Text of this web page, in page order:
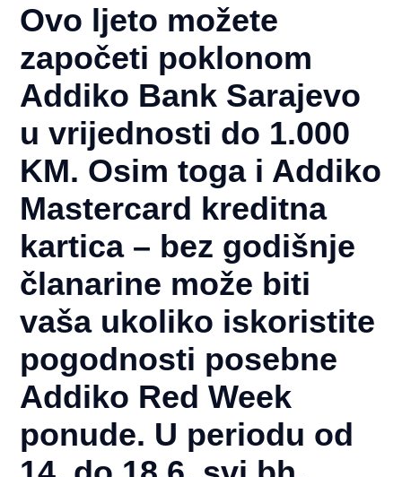
Ovo ljeto možete
započeti poklonom
Addiko Bank Sarajevo
u vrijednosti do 1.000
KM. Osim toga i Addiko
Mastercard kreditna
kartica – bez godišnje
članarine može biti
vaša ukoliko iskoristite
pogodnosti posebne
Addiko Red Week
ponude. U periodu od